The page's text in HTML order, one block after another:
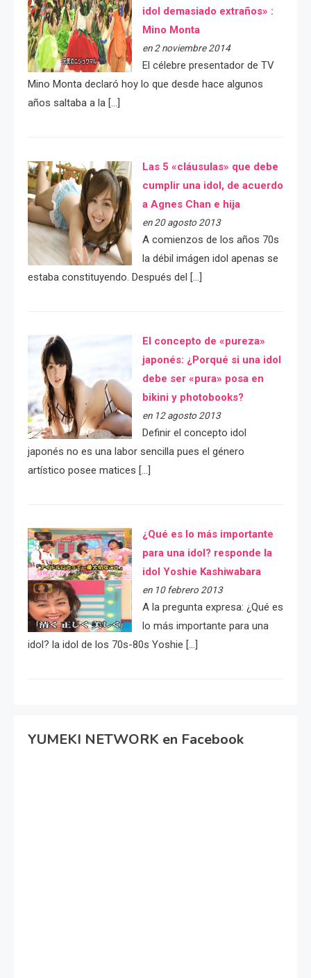
idol demasiado extraños» :
Mino Monta
en 2 noviembre 2014
El célebre presentador de TV
Mino Monta declaró hoy lo que desde hace algunos
años saltaba a la […]
Las 5 «cláusulas» que debe
cumplir una idol, de acuerdo
a Agnes Chan e hija
en 20 agosto 2013
A comienzos de los años 70s
la débil imágen idol apenas se
estaba constituyendo. Después del […]
El concepto de «pureza»
japonés: ¿Porqué si una idol
debe ser «pura» posa en
bikini y photobooks?
en 12 agosto 2013
Definir el concepto idol
japonés no es una labor sencilla pues el género
artístico posee matices […]
¿Qué es lo más importante
para una idol? responde la
idol Yoshie Kashiwabara
en 10 febrero 2013
A la pregunta expresa: ¿Qué es
lo más importante para una
idol? la idol de los 70s-80s Yoshie […]
YUMEKI NETWORK en Facebook